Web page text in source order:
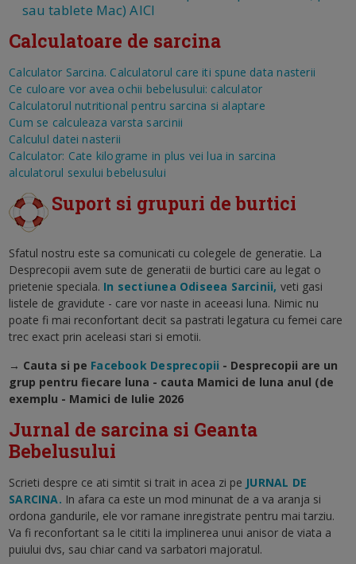
sau tablete Mac) AICI
Calculatoare de sarcina
Calculator Sarcina. Calculatorul care iti spune data nasterii
Ce culoare vor avea ochii bebelusului: calculator
Calculatorul nutritional pentru sarcina si alaptare
Cum se calculeaza varsta sarcinii
Calculul datei nasterii
Calculator: Cate kilograme in plus vei lua in sarcina
alculatorul sexului bebelusului
Suport si grupuri de burtici
Sfatul nostru este sa comunicati cu colegele de generatie. La
Desprecopii avem sute de generatii de burtici care au legat o
prietenie speciala. In sectiunea Odiseea Sarcinii, veti gasi
listele de gravidute - care vor naste in aceeasi luna. Nimic nu
poate fi mai reconfortant decit sa pastrati legatura cu femei care
trec exact prin aceleasi stari si emotii.
→ Cauta si pe Facebook Desprecopii - Desprecopii are un
grup pentru fiecare luna - cauta Mamici de luna anul (de
exemplu - Mamici de Iulie 2026
Jurnal de sarcina si Geanta
Bebelusului
Scrieti despre ce ati simtit si trait in acea zi pe JURNAL DE
SARCINA. In afara ca este un mod minunat de a va aranja si
ordona gandurile, ele vor ramane inregistrate pentru mai tarziu.
Va fi reconfortant sa le cititi la implinerea unui anisor de viata a
puiului dvs, sau chiar cand va sarbatori majoratul.